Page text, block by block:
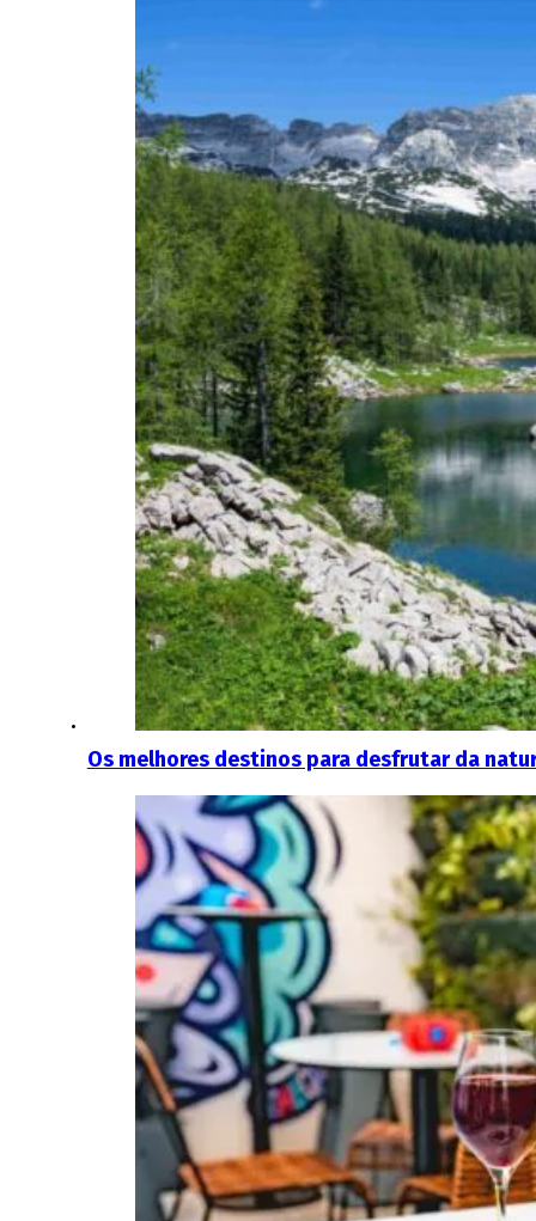
Os melhores destinos para desfrutar da